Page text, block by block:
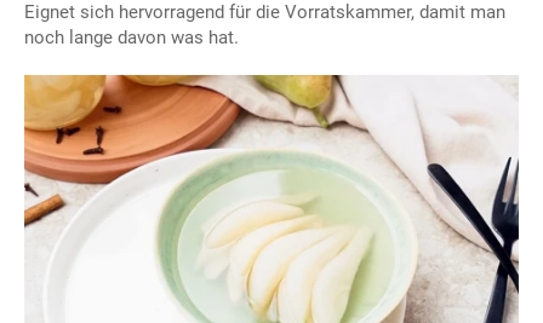
Eignet sich hervorragend für die Vorratskammer, damit man
noch lange davon was hat.